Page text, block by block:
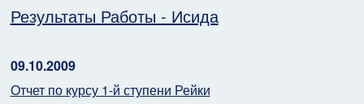
Результаты Работы - Исида
09.10.2009
Отчет по курсу 1-й ступени Рейки